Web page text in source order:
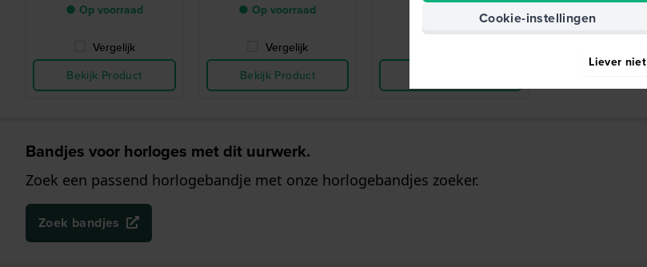
● Op voorraad
Vergelijk
Bekijk Product
● Op voorraad
Vergelijk
Bekijk Product
● Op voorraad
Bandjes voor horloges met dit uurwerk.
Zoek een passend horlogebandje met onze horlogebandjes zoeker.
Zoek bandjes
Cookie-instellingen
Liever niet